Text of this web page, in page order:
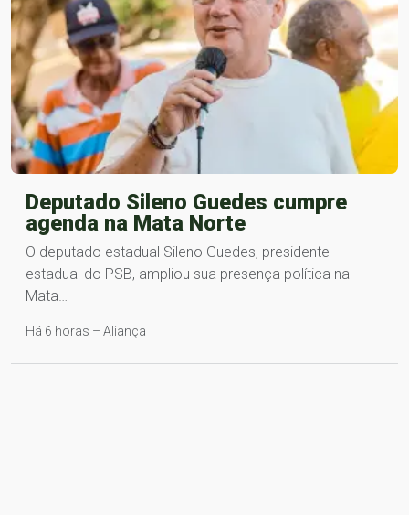
Deputado Sileno Guedes cumpre
agenda na Mata Norte
O deputado estadual Sileno Guedes, presidente
estadual do PSB, ampliou sua presença política na
Mata…
Há 6 horas – Aliança